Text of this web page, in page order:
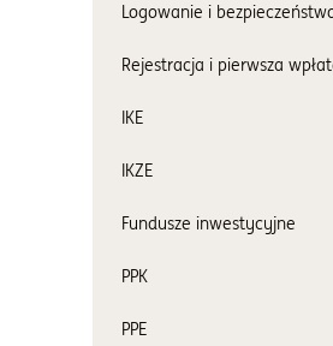
Logowanie i
Rejestracja i pierwsza
IKE
IKZE
Fundusze inwestycyjne
PPK
PPE